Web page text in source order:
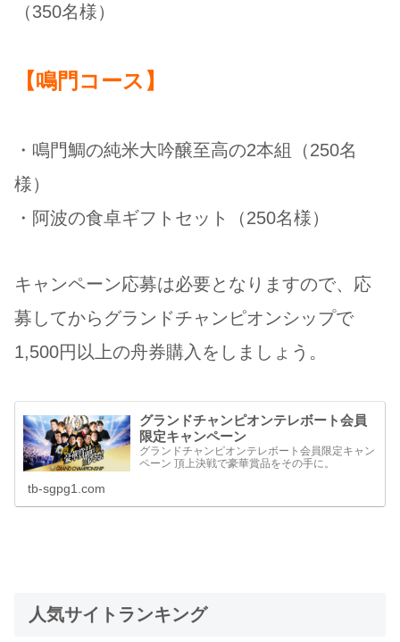
（350名様）
【鳴門コース】
・鳴門鯛の純米大吟醸至高の2本組（250名
様）
・阿波の食卓ギフトセット（250名様）
キャンペーン応募は必要となりますので、応
募してからグランドチャンピオンシップで
1,500円以上の舟券購入をしましょう。
グランドチャンピオンテレボート会員
限定キャンペーン
グランドチャンピオンテレボート会員限定キャン
ペーン 頂上決戦で豪華賞品をその手に。
tb-sgpg1.com
人気サイトランキング